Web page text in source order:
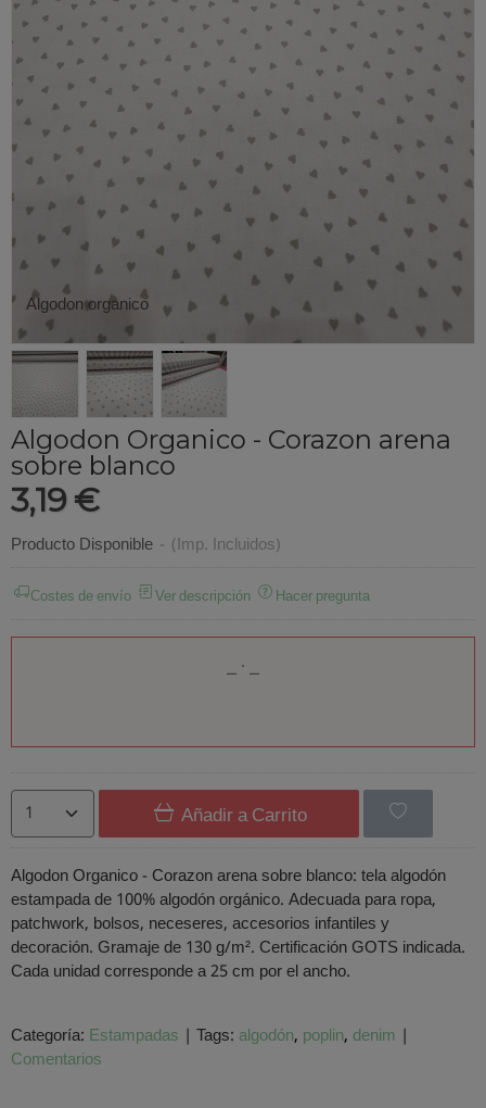
Algodon organico
Algodon Organico - Corazon arena
sobre blanco
3,19 €
Producto Disponible - (Imp. Incluidos)
Costes de envío Ver descripción Hacer pregunta
Añadir a Carrito
Algodon Organico - Corazon arena sobre blanco: tela algodón
estampada de 100% algodón orgánico. Adecuada para ropa,
patchwork, bolsos, neceseres, accesorios infantiles y
decoración. Gramaje de 130 g/m². Certificación GOTS indicada.
Cada unidad corresponde a 25 cm por el ancho.
Categoría: Estampadas | Tags: algodón poplin denim |
Comentarios